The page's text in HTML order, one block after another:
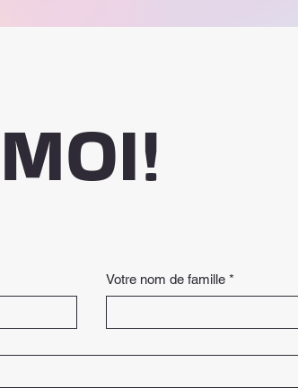
Votre nom de famille *